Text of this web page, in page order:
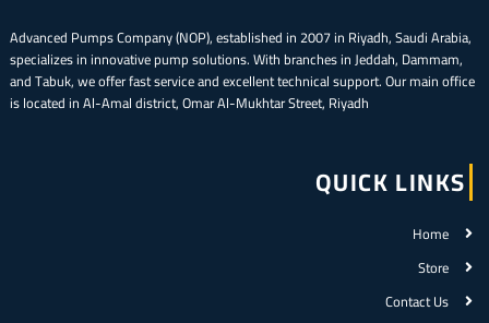
Advanced Pumps Company (NOP), established in 2007 in Riyadh, Saudi Arabia,
specializes in innovative pump solutions. With branches in Jeddah, Dammam,
and Tabuk, we offer fast service and excellent technical support. Our main office
is located in Al-Amal district, Omar Al-Mukhtar Street, Riyadh
QUICK LINKS
Home
Store
Contact Us